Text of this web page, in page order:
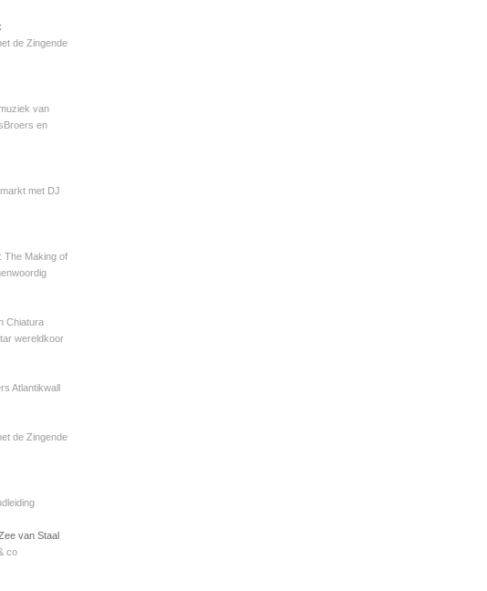
de Zingende
van
en
met DJ
The Making of
Chiatura
wereldkoor
Atlantikwall
de Zingende
van Staal
co